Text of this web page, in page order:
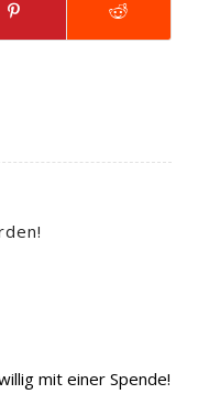
mit einer Spende!